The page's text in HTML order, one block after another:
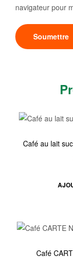
navigateur pour
Café au lait
Café